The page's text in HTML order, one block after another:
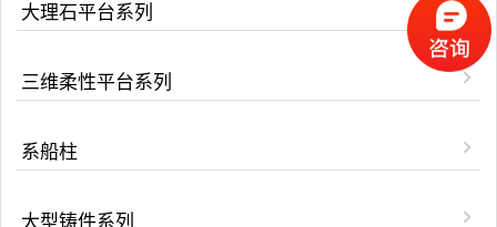
大理石平台系列
三维柔性平台系列
系船柱
大型铸件系列